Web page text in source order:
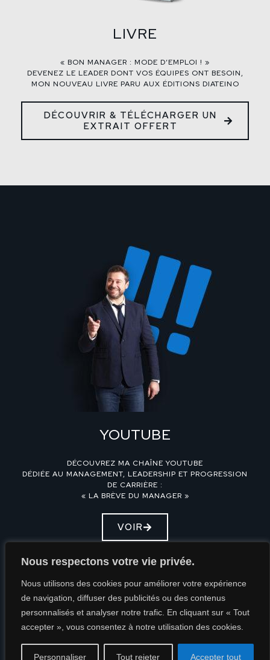
Nous respectons votre vie privée.
Nous utilisons des cookies pour améliorer votre expérience
de navigation, diffuser des publicités ou des contenus
personnalisés et analyser notre trafic. En cliquant sur « Tout
accepter », vous consentez à notre utilisation des cookies.
Personnaliser Tout rejeter Accepter tout
LIVRE
« BON MANAGER : MODE D’EMPLOI ! »
DEVENEZ LE LEADER DONT VOS ÉQUIPES ONT BESOIN,
MON NOUVEAU LIVRE PARU AUX ÉDITIONS DIATEINO
DÉCOUVRIR & TÉLÉCHARGER UN
EXTRAIT OFFERT
YOUTUBE
DÉCOUVREZ MA CHAÎNE YOUTUBE
DÉDIÉE AU MANAGEMENT, LEADERSHIP ET PROGRESSION
DE CARRIÈRE :
« LA BRÈVE DU MANAGER »
VOIR
Mentions Légales
Politique de confidentialité